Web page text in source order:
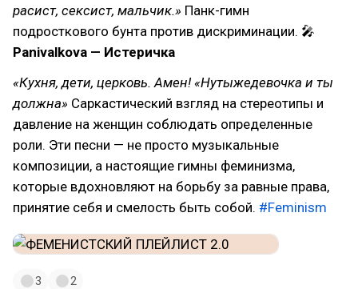
расист, сексист, мальчик.» Панк-гимн
подросткового бунта против дискриминации. 🎤
Panivalkova — Истеричка
«Кухня, дети, церковь. Амен! «Нутыжедевочка и ты
должна» Саркастический взгляд на стереотипы и
давление на женщин соблюдать определенные
роли. Эти песни — не просто музыкальные
композиции, а настоящие гимны феминизма,
которые вдохновляют на борьбу за равные права,
принятие себя и смелость быть собой. #Feminism
3 2